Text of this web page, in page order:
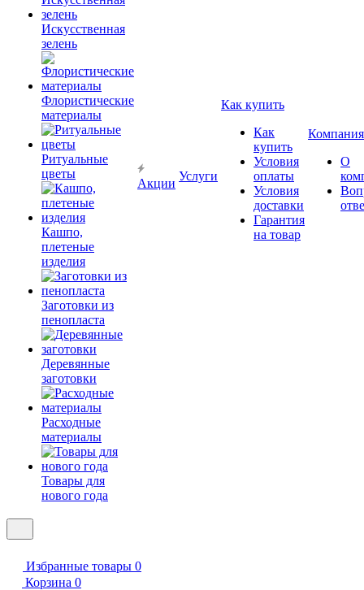
Искусственная
зелень
Флористические
материалы
Ритуальные
цветы
Кашпо,
плетеные
изделия
Заготовки из
пенопласта
Деревянные
заготовки
Расходные
материалы
Товары для
нового года
Акции
Услуги
Как купить
Как
купить
Условия
оплаты
Условия
доставки
Гарантия
на товар
Компания
О
Избранные товары 0
Корзина 0